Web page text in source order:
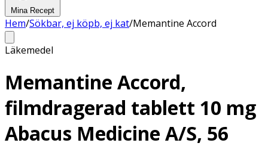
Mina Recept
Hem/Sökbar, ej köpb, ej kat/Memantine Accord
Läkemedel
Memantine Accord,
filmdragerad tablett 10 mg
Abacus Medicine A/S, 56